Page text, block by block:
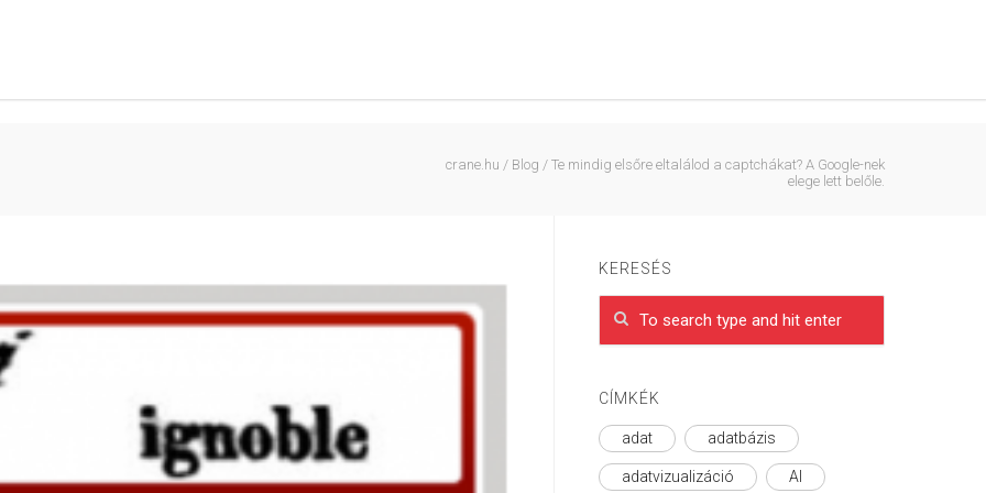
crane.hu / Blog / Te mindig elsőre eltalálod a captchákat? A Google-nek
elege lett belőle.
KERESÉS
CÍMKÉK
adat adatbázis
adatvizualizáció AI